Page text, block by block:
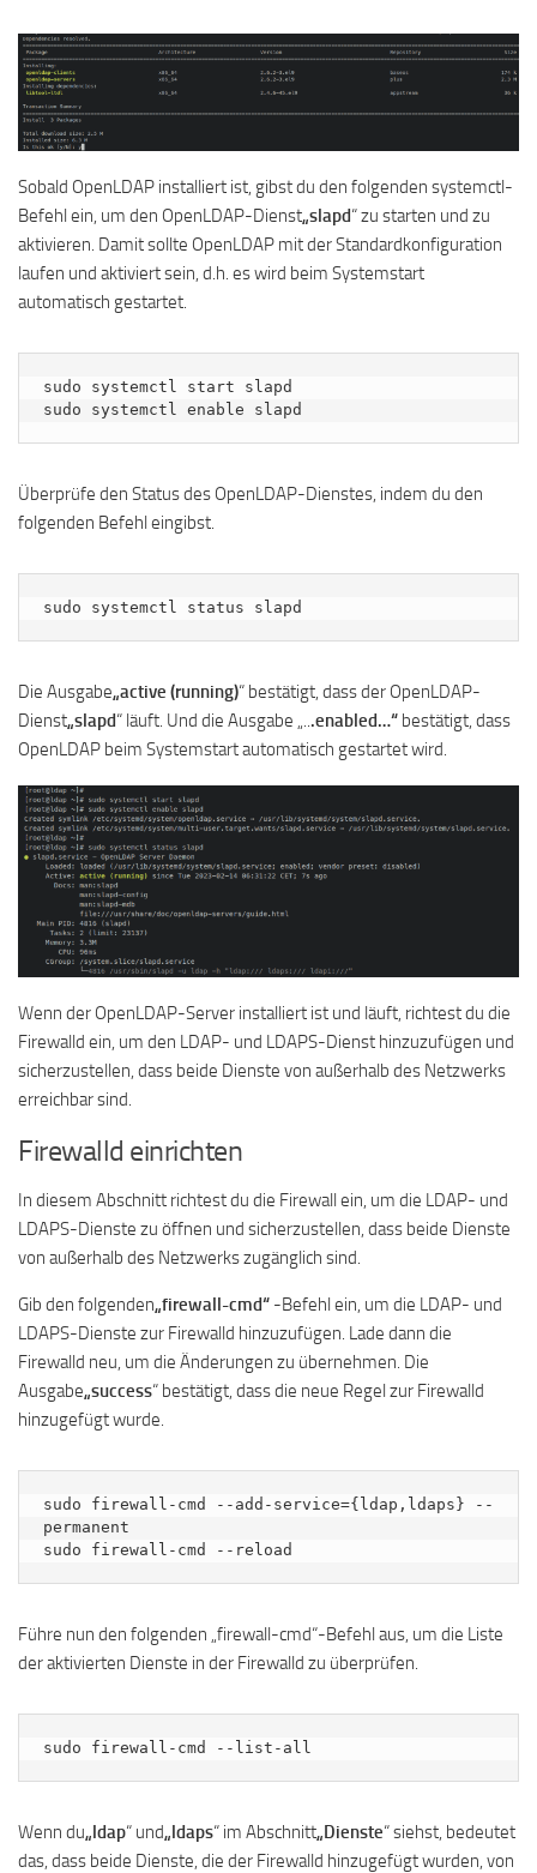
Sobald OpenLDAP installiert ist, gibst du den folgenden systemctl-
Befehl ein, um den OpenLDAP-Dienst„slapd“ zu starten und zu
aktivieren. Damit sollte OpenLDAP mit der Standardkonfiguration
laufen und aktiviert sein, d.h. es wird beim Systemstart
automatisch gestartet.
sudo systemctl start slapd
sudo systemctl enable slapd
Überprüfe den Status des OpenLDAP-Dienstes, indem du den
folgenden Befehl eingibst.
sudo systemctl status slapd
Die Ausgabe„active (running)“ bestätigt, dass der OpenLDAP-
Dienst„slapd“ läuft. Und die Ausgabe „...enabled…“ bestätigt, dass
OpenLDAP beim Systemstart automatisch gestartet wird.
Wenn der OpenLDAP-Server installiert ist und läuft, richtest du die
Firewalld ein, um den LDAP- und LDAPS-Dienst hinzuzufügen und
sicherzustellen, dass beide Dienste von außerhalb des Netzwerks
erreichbar sind.
Firewalld einrichten
In diesem Abschnitt richtest du die Firewall ein, um die LDAP- und
LDAPS-Dienste zu öffnen und sicherzustellen, dass beide Dienste
von außerhalb des Netzwerks zugänglich sind.
Gib den folgenden„firewall-cmd“ -Befehl ein, um die LDAP- und
LDAPS-Dienste zur Firewalld hinzuzufügen. Lade dann die
Firewalld neu, um die Änderungen zu übernehmen. Die
Ausgabe„success“ bestätigt, dass die neue Regel zur Firewalld
hinzugefügt wurde.
sudo firewall-cmd --add-service={ldap,ldaps} --
permanent
sudo firewall-cmd --reload
Führe nun den folgenden „firewall-cmd“-Befehl aus, um die Liste
der aktivierten Dienste in der Firewalld zu überprüfen.
sudo firewall-cmd --list-all
Wenn du„ldap“ und„ldaps“ im Abschnitt„Dienste“ siehst, bedeutet
das, dass beide Dienste, die der Firewalld hinzugefügt wurden, von